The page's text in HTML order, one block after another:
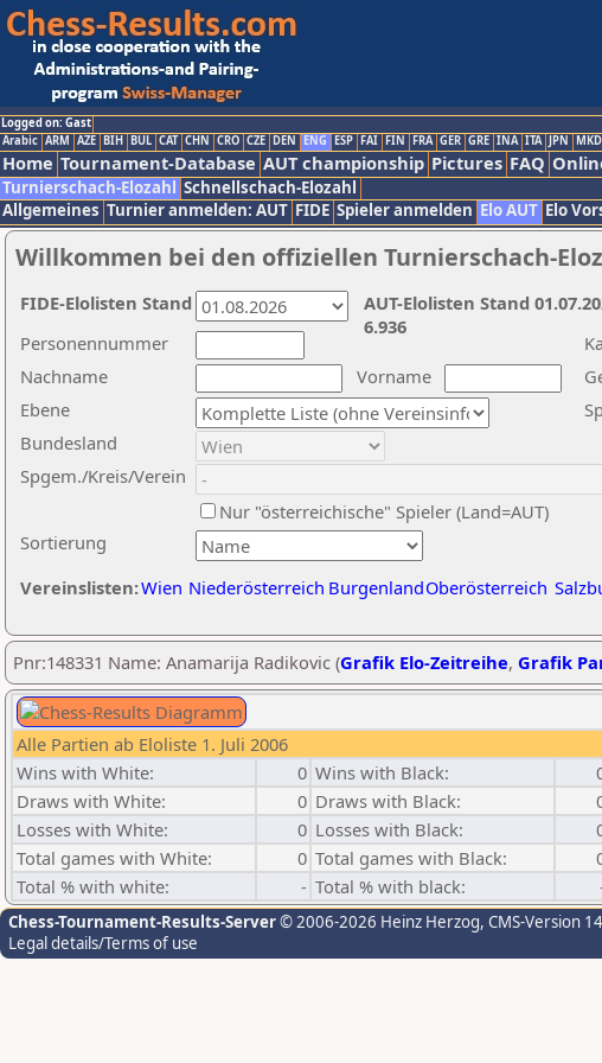
Logged on: Gast
Arabic ARM AZE BIH BUL CAT CHN CRO CZE DEN ENG ESP FAI FIN FRA GER GRE INA ITA JPN MKD
Home Tournament-Database AUT championship Pictures FAQ
Turnierschach-Elozahl Schnellschach-Elozahl
Allgemeines Turnier anmelden: AUT FIDE Spieler anmelden Elo AUT Elo
Willkommen bei den offiziellen Turnierschach-
Nachname
Vorname
Ebene
Sortierung
Personennummer
Bundesland
Spgem./Kreis/Verein
Nur "österreichische" Spieler (Land=AUT)
Vereinslisten:Wien Niederösterreich BurgenlandOberösterreich
AUT-Elolisten Stand
6.936
FIDE-Elolisten Stand
Pnr:148331 Name: Anamarija Radikovic (Grafik Elo-Zeitreihe, Grafik
Alle Partien ab Eloliste 1. Juli 2006
Wins with White:
0 Wins with Black:
Draws with White:
0 Draws with Black:
Losses with White:
0 Losses with Black:
Total games with White:
0 Total games with Black:
Total % with white:
- Total % with black:
Chess-Tournament-Results-Server© 2006-2026 Heinz Herzog, CMS-Version
Legal details/Terms of use